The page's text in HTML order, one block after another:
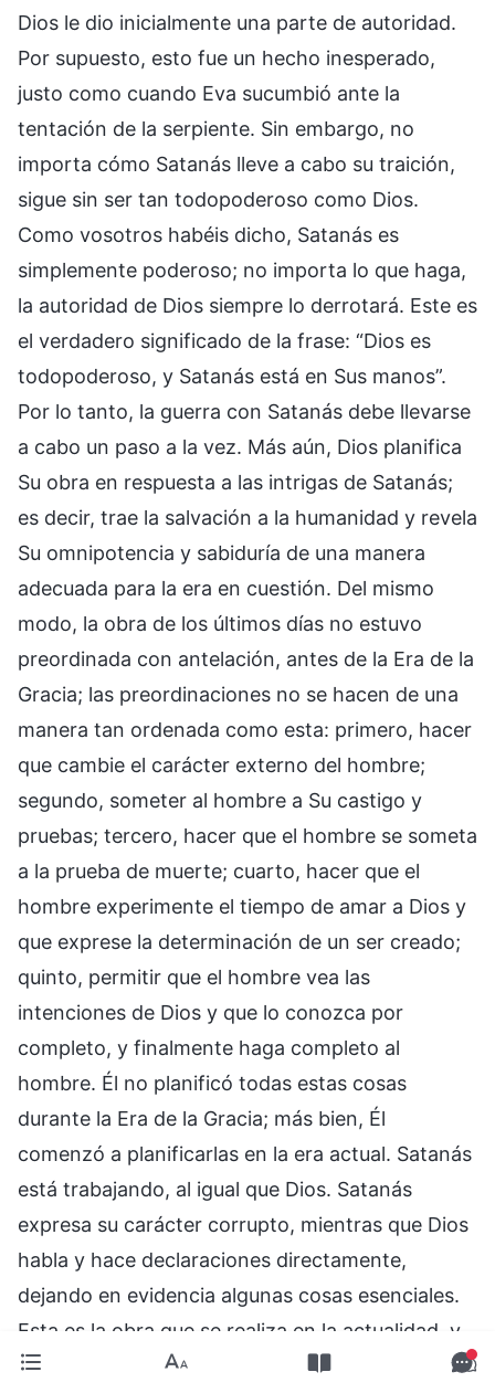
Dios le dio inicialmente una parte de autoridad.
Por supuesto, esto fue un hecho inesperado,
justo como cuando Eva sucumbió ante la
tentación de la serpiente. Sin embargo, no
importa cómo Satanás lleve a cabo su traición,
sigue sin ser tan todopoderoso como Dios.
Como vosotros habéis dicho, Satanás es
simplemente poderoso; no importa lo que haga,
la autoridad de Dios siempre lo derrotará. Este es
el verdadero significado de la frase: “Dios es
todopoderoso, y Satanás está en Sus manos”.
Por lo tanto, la guerra con Satanás debe llevarse
a cabo un paso a la vez. Más aún, Dios planifica
Su obra en respuesta a las intrigas de Satanás;
es decir, trae la salvación a la humanidad y revela
Su omnipotencia y sabiduría de una manera
adecuada para la era en cuestión. Del mismo
modo, la obra de los últimos días no estuvo
preordinada con antelación, antes de la Era de la
Gracia; las preordinaciones no se hacen de una
manera tan ordenada como esta: primero, hacer
que cambie el carácter externo del hombre;
segundo, someter al hombre a Su castigo y
pruebas; tercero, hacer que el hombre se someta
a la prueba de muerte; cuarto, hacer que el
hombre experimente el tiempo de amar a Dios y
que exprese la determinación de un ser creado;
quinto, permitir que el hombre vea las
intenciones de Dios y que lo conozca por
completo, y finalmente haga completo al
hombre. Él no planificó todas estas cosas
durante la Era de la Gracia; más bien, Él
comenzó a planificarlas en la era actual. Satanás
está trabajando, al igual que Dios. Satanás
expresa su carácter corrupto, mientras que Dios
habla y hace declaraciones directamente,
dejando en evidencia algunas cosas esenciales.
Esta es la obra que se realiza en la actualidad, y
existe el mismo principio de obra que se usó